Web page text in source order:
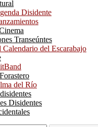
Disidente
Transeúntes
Calendario del Escarabajo
del Río
Disidentes